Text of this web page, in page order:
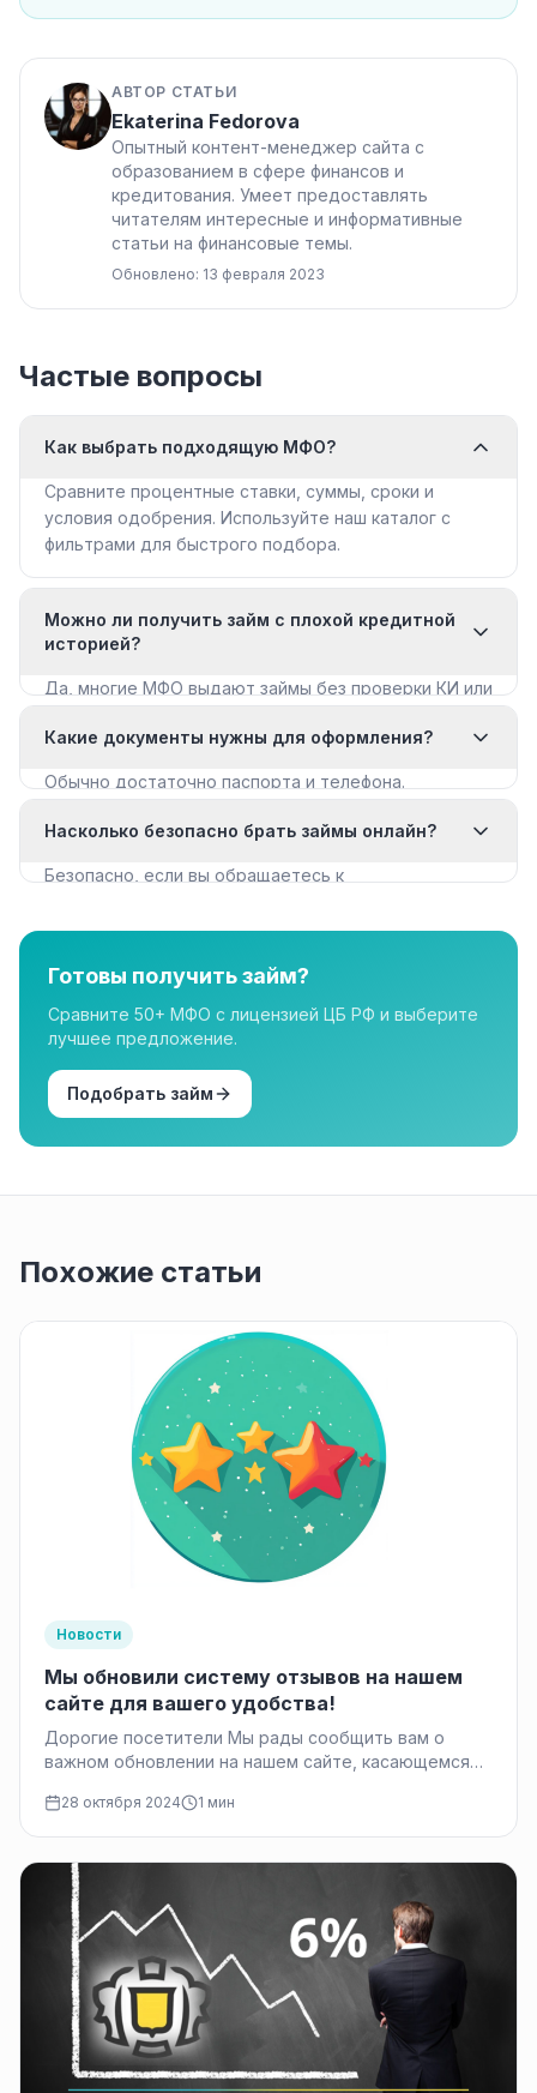
АВТОР СТАТЬИ
Ekaterina Fedorova
Опытный контент-менеджер сайта с
образованием в сфере финансов и
кредитования. Умеет предоставлять
читателям интересные и информативные
статьи на финансовые темы.
Обновлено: 13 февраля 2023
Частые вопросы
Как выбрать подходящую МФО?
Сравните процентные ставки, суммы, сроки и
условия одобрения. Используйте наш каталог с
фильтрами для быстрого подбора.
Можно ли получить займ с плохой кредитной
историей?
Да, многие МФО выдают займы без проверки КИ или
с плохой КИ».
Какие документы нужны для оформления?
Обычно достаточно паспорта и телефона.
документы для крупных сумм.
Насколько безопасно брать займы онлайн?
Безопасно, если вы обращаетесь к
организации в нашем каталоге имеют лицензию.
Готовы получить займ?
Сравните 50+ МФО с лицензией ЦБ РФ и выберите
лучшее предложение.
Подобрать займ
Похожие статьи
Новости
Мы обновили систему отзывов на нашем
сайте для вашего удобства!
Дорогие посетители Мы рады сообщить вам о
важном обновлении на нашем сайте, касающемся
28 октября 2024 1 мин